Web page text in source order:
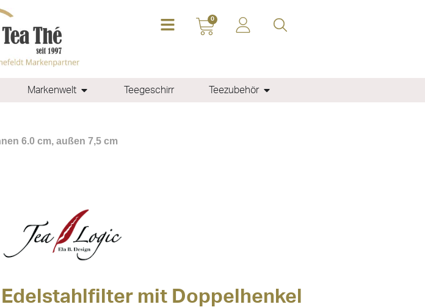
0
Markenwelt Teegeschirr Teezubehör
6.0 cm, außen 7,5 cm
Edelstahlfilter mit Doppelhenkel